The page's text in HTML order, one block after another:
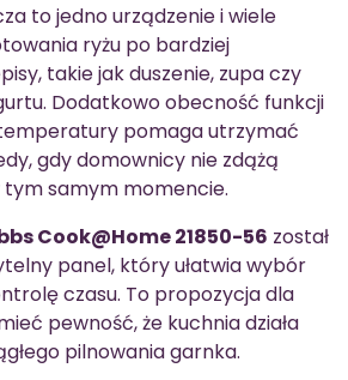
to jedno urządzenie i wiele
ryżu po bardziej
takie jak duszenie, zupa czy
Dodatkowo obecność funkcji
pomaga utrzymać
gdy domownicy nie zdążą
tym samym momencie.
Cook@Home 21850-56 został
panel, który ułatwia wybór
czasu. To propozycja dla
pewność, że kuchnia działa
pilnowania garnka.